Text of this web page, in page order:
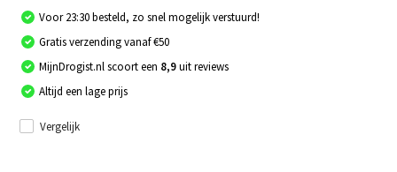
Voor 23:30 besteld, zo snel mogelijk verstuurd!
Gratis verzending vanaf €50
MijnDrogist.nl scoort een 8,9uit reviews
Altijd een lage prijs
Vergelijk